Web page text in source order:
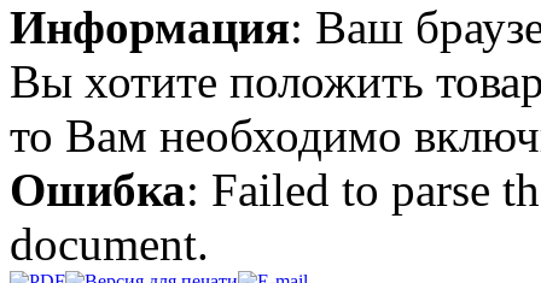
Информация: Ваш
Вы хотите положить
то Вам необходимо
Ошибка: Failed to parse
document.